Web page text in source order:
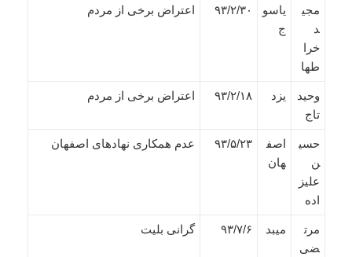
مجی
د
خرا
طها
یاسو
ج
۹۳/۲/۳۰ اعتراض برخی از مردم
وحید
تاج
یزد ۹۳/۲/۱۸ اعتراض برخی از مردم
حسی
ن
علیز
اده
اصف
هان
۹۳/۵/۲۳ عدم همکاری نهادهای اصفهان
مرت
ضی
میبد ۹۳/۷/۶ گرانی بلیت